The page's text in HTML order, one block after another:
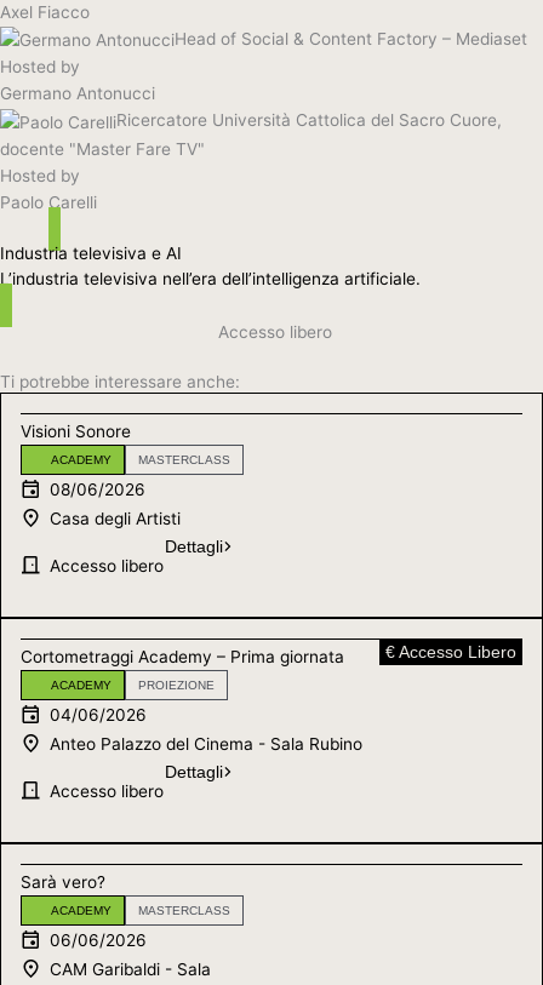
Axel Fiacco
Head of Social & Content Factory – Mediaset
Hosted by
Germano Antonucci
Ricercatore Università Cattolica del Sacro Cuore,
docente "Master Fare TV"
Hosted by
Paolo Carelli
Industria televisiva e AI
L’industria televisiva nell’era dell’intelligenza artificiale.
Accesso libero
Ti potrebbe interessare anche:
Visioni Sonore
ACADEMY MASTERCLASS
08/06/2026
Casa degli Artisti
Accesso libero
Dettagli
Cortometraggi Academy – Prima giornata € Accesso Libero
ACADEMY PROIEZIONE
04/06/2026
Anteo Palazzo del Cinema - Sala Rubino
Accesso libero
Dettagli
Sarà vero?
ACADEMY MASTERCLASS
06/06/2026
CAM Garibaldi - Sala